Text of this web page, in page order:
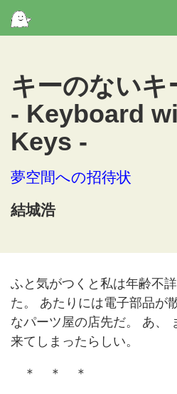
キーのないキ
- Keyboard
Keys -
夢空間への招待状
結城浩
ふと気がつくと私は年齢不
た。 あたりには電子部品が
なパーツ屋の店先だ。 あ、
来てしまったらしい。
＊ ＊ ＊